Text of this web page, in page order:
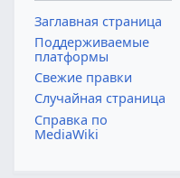
Заглавная страница
Поддерживаемые
платформы
Свежие правки
Случайная страница
Справка по
MediaWiki